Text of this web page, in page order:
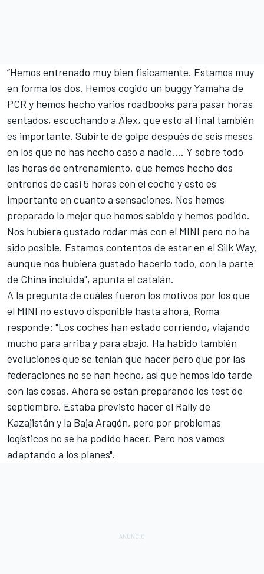
“Hemos entrenado muy bien fisicamente. Estamos muy
en forma los dos. Hemos cogido un buggy Yamaha de
PCR y hemos hecho varios roadbooks para pasar horas
sentados, escuchando a Alex, que esto al final también
es importante. Subirte de golpe después de seis meses
en los que no has hecho caso a nadie…. Y sobre todo
las horas de entrenamiento, que hemos hecho dos
entrenos de casi 5 horas con el coche y esto es
importante en cuanto a sensaciones. Nos hemos
preparado lo mejor que hemos sabido y hemos podido.
Nos hubiera gustado rodar más con el MINI pero no ha
sido posible. Estamos contentos de estar en el Silk Way,
aunque nos hubiera gustado hacerlo todo, con la parte
de China incluida", apunta el catalán.
A la pregunta de cuáles fueron los motivos por los que
el MINI no estuvo disponible hasta ahora, Roma
responde: "Los coches han estado corriendo, viajando
mucho para arriba y para abajo. Ha habido también
evoluciones que se tenían que hacer pero que por las
federaciones no se han hecho, así que hemos ido tarde
con las cosas. Ahora se están preparando los test de
septiembre. Estaba previsto hacer el Rally de
Kazajistán y la Baja Aragón, pero por problemas
logísticos no se ha podido hacer. Pero nos vamos
adaptando a los planes".